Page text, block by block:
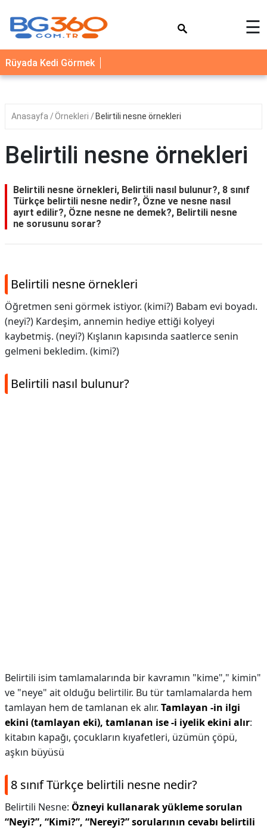
YEMEK
TARİFLERİ
SAĞLIK
☰
Rüyada Kedi Görmek
Anasayfa Örnekleri Belirtili nesne örnekleri
Belirtili nesne örnekleri
Belirtili nesne örnekleri, Belirtili nasıl bulunur?, 8 sınıf
Türkçe belirtili nesne nedir?, Özne ve nesne nasıl
ayırt edilir?, Özne nesne ne demek?, Belirtili nesne
ne sorusunu sorar?
Belirtili nesne örnekleri
Öğretmen seni görmek istiyor. (kimi?) Babam evi boyadı.
(neyi?) Kardeşim, annemin hediye ettiği kolyeyi
kaybetmiş. (neyi?) Kışlanın kapısında saatlerce senin
gelmeni bekledim. (kimi?)
Belirtili nasıl bulunur?
Belirtili isim tamlamalarında bir kavramın "kime"," kimin"
ve "neye" ait olduğu belirtilir. Bu tür tamlamalarda hem
tamlayan hem de tamlanan ek alır. Tamlayan -in ilgi
ekini (tamlayan eki), tamlanan ise -i iyelik ekini alır:
kitabın kapağı, çocukların kıyafetleri, üzümün çöpü,
aşkın büyüsü
8 sınıf Türkçe belirtili nesne nedir?
Belirtili Nesne: Özneyi kullanarak yükleme sorulan
“Neyi?”, “Kimi?”, “Nereyi?” sorularının cevabı belirtili